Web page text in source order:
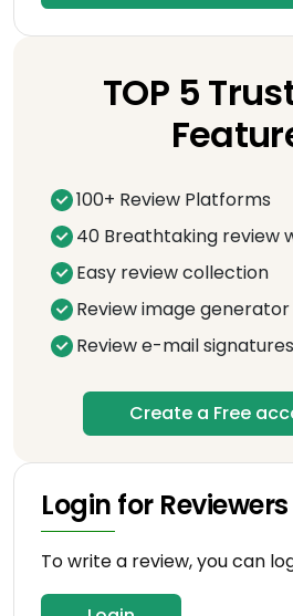
TOP 5
100+ Review Platforms
40 Breathtaking review
Easy review collection
Review image generator
Review e-mail signatures
Create a Free
Login for Reviewers
To write a review, you can